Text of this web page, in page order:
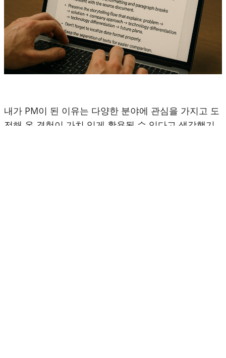
내가 PM이 된 이유는 다양한 분야에 관심을 가지고 도
전해 온 경험이 가치 있게 활용될 수 있다고 생각했기